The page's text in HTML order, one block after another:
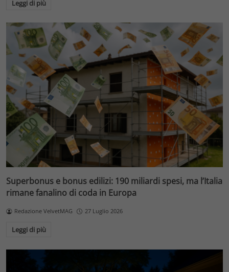
Leggi di più
Superbonus e bonus edilizi: 190 miliardi spesi, ma l’Italia
rimane fanalino di coda in Europa
Redazione VelvetMAG 27 Luglio 2026
Leggi di più